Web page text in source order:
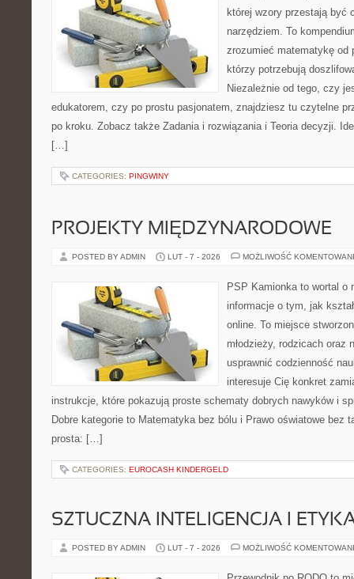
której wzory przestają być
narzędziem. To
zrozumieć matematykę od
którzy potrzebują
Niezależnie od tego, czy
edukatorem, czy po prostu pasjonatem, znajdziesz tu czytelne
po kroku. Zobacz także Zadania i rozwiązania i Teoria decyzji.
[…]
CATEGORIES: PINGWINY
PROJEKTY MIĘDZYNARODOWE
POSTED BY ADMIN LUT - 7 - 2026 MOŻLIWOŚĆ
PSP Kamionka to wortal o
informacje o tym, jak
online. To miejsce
młodzieży, rodzicach
usprawnić codzienność
interesuje Cię konkret
instrukcje, które pokazują proste schematy dobrych nawyków i
Dobre kategorie to Matematyka bez bólu i Prawo oświatowe bez
prosta: […]
CATEGORIES: EUROCASH KINDERGELD
SZTUCZNA INTELIGENCJA I
POSTED BY ADMIN LUT - 7 - 2026 MOŻLIWOŚĆ